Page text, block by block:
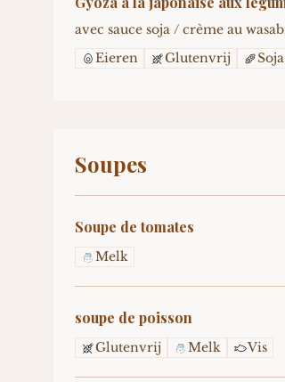
avec sauce soja / crème au
Eieren Glutenvrij Soja
Soupes
Soupe de tomates
Melk
soupe de poisson
Glutenvrij Melk Vis